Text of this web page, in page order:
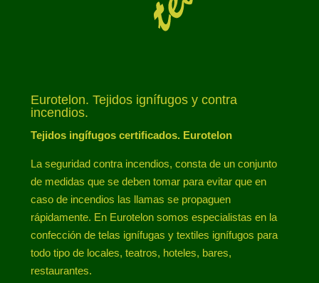
Eurotelon. Tejidos ignífugos y contra
incendios.
Tejidos ingífugos certificados. Eurotelon
La seguridad contra incendios, consta de un conjunto
de medidas que se deben tomar para evitar que en
caso de incendios las llamas se propaguen
rápidamente. En Eurotelon somos especialistas en la
confección de telas ignífugas y textiles ignífugos para
todo tipo de locales, teatros, hoteles, bares,
restaurantes.